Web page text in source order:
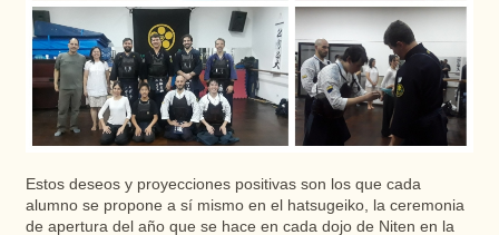
Estos deseos y proyecciones positivas son los que cada
alumno se propone a sí mismo en el hatsugeiko, la ceremonia
de apertura del año que se hace en cada dojo de Niten en la